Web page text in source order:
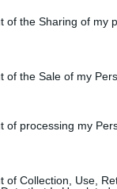
of the Sharing of my
of the Sale of my
of processing my
of Collection, Use,